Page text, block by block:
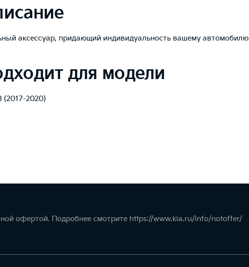
аксессуар, придающий индивидуальность вашему автомобилю
для модели
(2017-2020)
офертой. Подробнее смотрите https://www.kia.ru/info/notoffer/